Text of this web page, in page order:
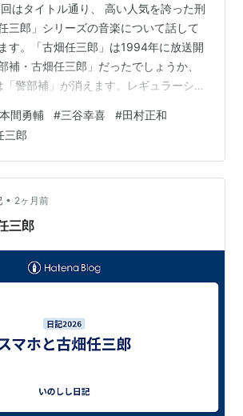
、松竹）
、大映）
、松竹）
（1964年、松竹）
年、松竹）
、松竹）
1965年、松竹）
の子ども（1966年、松竹）
年、松竹）
1966年、松竹）
（1967年、松竹）
（1967年、松竹）
はタイトル通り、 高い人気を誇った刑
三郎」シリーズの音楽について話して
す。「古畑任三郎」は1994年に放送開
補・古畑任三郎」だったでしょうか、
「警部補」が消えます。レギュラーシー
13年に及ぶロングランシリーズとなり
郎を演じたのは田村正和氏。独特の口
ァッションでクセのあるキャラです
深い洞察力、芯には揺るがぬ正義を持
を解決に導きます。 これは刑事ドラマ
クションや組織…
本間勇輔 #三谷幸喜 #田村正和
三郎
• 2ヶ月前
三郎